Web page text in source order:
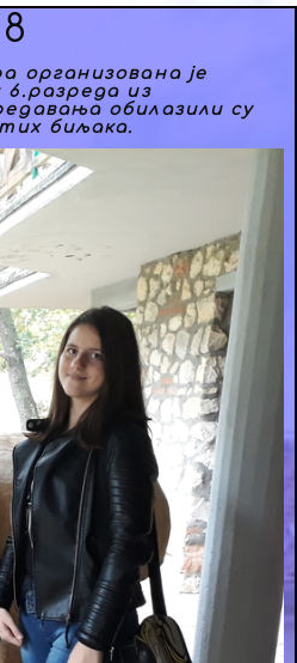
организована је
из
обилазили су
биљака.